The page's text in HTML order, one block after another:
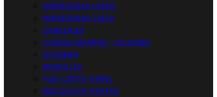
IMPRESORAS LASER
IMPRESORAS TINTA
CABEZALES
CODIGO BARRAS - CAJONES
SCANNER
BANDEJAS
POS-CINTA-PAPEL
BUS DATOS-PARTES